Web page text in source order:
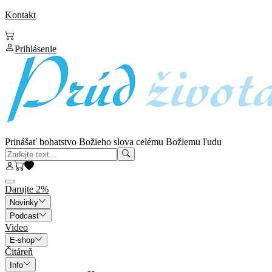
Kontakt
Prihlásenie
Prinášať bohatstvo Božieho slova celému Božiemu ľudu
Darujte 2%
Novinky
Podcast
Video
E-shop
Čitáreň
Info